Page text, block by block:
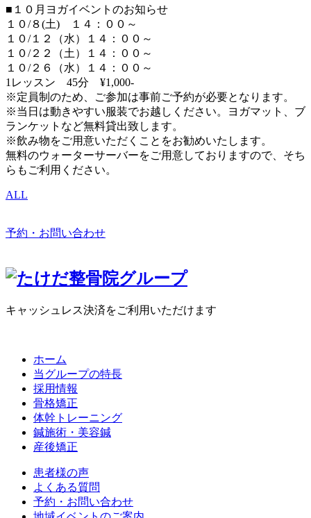
■１０月ヨガイベントのお知らせ
１０/８(土) １４：００～
１０/１２（水）１４：００～
１０/２２（土）１４：００～
１０/２６（水）１４：００～
1レッスン 45分 ¥1,000-
※定員制のため、ご参加は事前ご予約が必要となります。
※当日は動きやすい服装でお越しください。ヨガマット、ブ
ランケットなど無料貸出致します。
※飲み物をご用意いただくことをお勧めいたします。
無料のウォーターサーバーをご用意しておりますので、そち
らもご利用ください。
ALL
予約・お問い合わせ
キャッシュレス決済をご利用いただけます
ホーム
当グループの特長
採用情報
骨格矯正
体幹トレーニング
鍼施術・美容鍼
産後矯正
患者様の声
よくある質問
予約・お問い合わせ